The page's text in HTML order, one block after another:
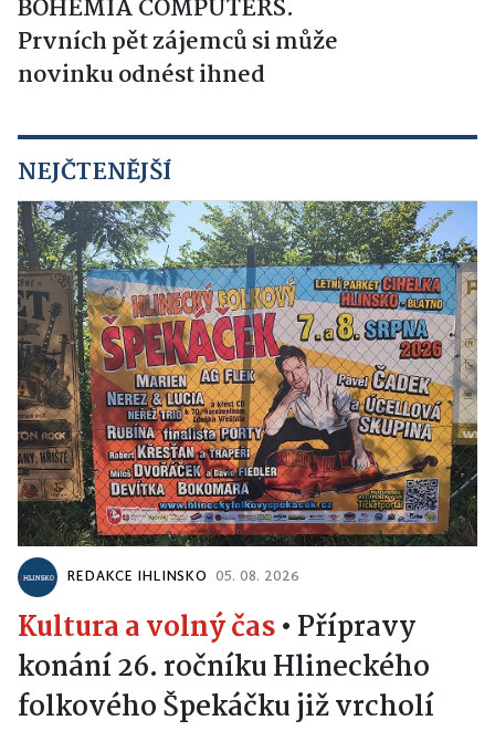
BOHEMIA COMPUTERS.
Prvních pět zájemců si může
novinku odnést ihned
NEJČTENĚJŠÍ
REDAKCE IHLINSKO 05. 08. 2026
Kultura a volný čas• Přípravy
konání 26. ročníku Hlineckého
folkového Špekáčku již vrcholí